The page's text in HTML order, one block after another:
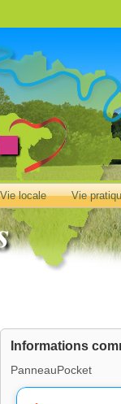
Vie locale Vie
Informations
PanneauPocket